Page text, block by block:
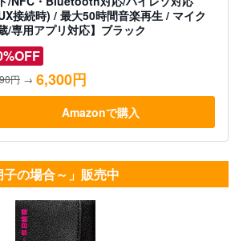
接続時) / 最大50時間音楽再生 / マイク
/専用アプリ対応】ブラック
円 → 6,300円
Amazonで購入
子の場合～」販売中